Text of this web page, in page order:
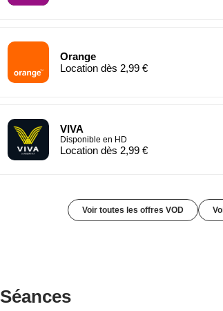
Orange
Location dès 2,99 €
VIVA
Disponible en HD
Location dès 2,99 €
Voir toutes les offres VOD
Séances